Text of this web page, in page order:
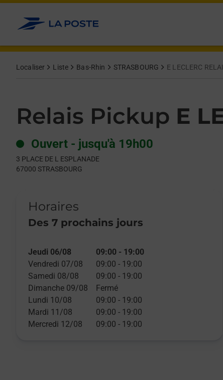
Allez au contenu
Localiser Liste Bas-Rhin STRASBOURG E LECLERC
Relais Pickup E
Ouvert - jusqu'à 19h00
3 PLACE DE L ESPLANADE
67000 STRASBOURG
Horaires
Des 7 prochains jours
Day of the WeekHours
Jeudi 06/08 09:00 - 19:00
Vendredi 07/08
09:00 - 19:00
Samedi 08/08
09:00 - 19:00
Dimanche 09/08
Fermé
Lundi 10/08
09:00 - 19:00
Mardi 11/08
09:00 - 19:00
Mercredi 12/08
09:00 - 19:00
Get directions to Relais Pickup at 3 PLACE DE L ESPLANADE
lien s'ouvre dans un nouvel onglet